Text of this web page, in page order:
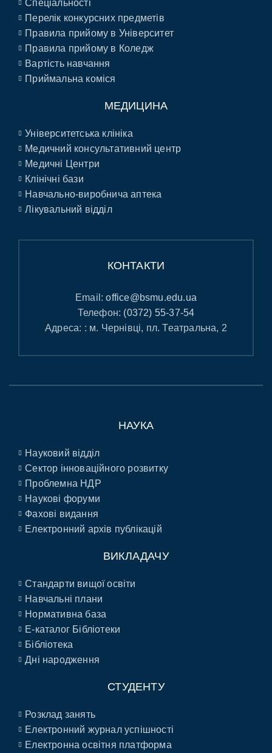
Спеціальності
Перелік конкурсних предметів
Правила прийому в Університет
Правила прийому в Коледж
Вартість навчання
Приймальна коміся
МЕДИЦИНА
Університетська клініка
Медичний консультативний центр
Медичні Центри
Клінічні бази
Навчально-виробнича аптека
Лікувальний відділ
КОНТАКТИ
Email:office@bsmu.edu.ua
Телефон: (0372) 55-37-54
Адреса: : м. Чернівці, пл. Театральна, 2
НАУКА
Науковий відділ
Сектор інноваційного розвитку
Проблемна НДР
Наукові форуми
Фахові видання
Електронний архів публікацій
ВИКЛАДАЧУ
Стандарти вищої освіти
Навчальні плани
Нормативна база
E-каталог Бібліотеки
Бібліотека
Дні народження
СТУДЕНТУ
Розклад занять
Електронний журнал успішності
Електронна освітня платформа